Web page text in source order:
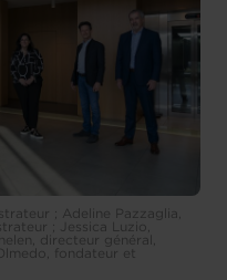
; Adeline Pazzaglia,
; Jessica Luzio,
directeur général,
fondateur et